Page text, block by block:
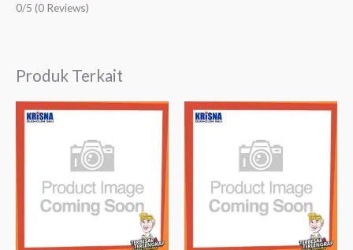
0/5 (0 Reviews)
Produk Terkait